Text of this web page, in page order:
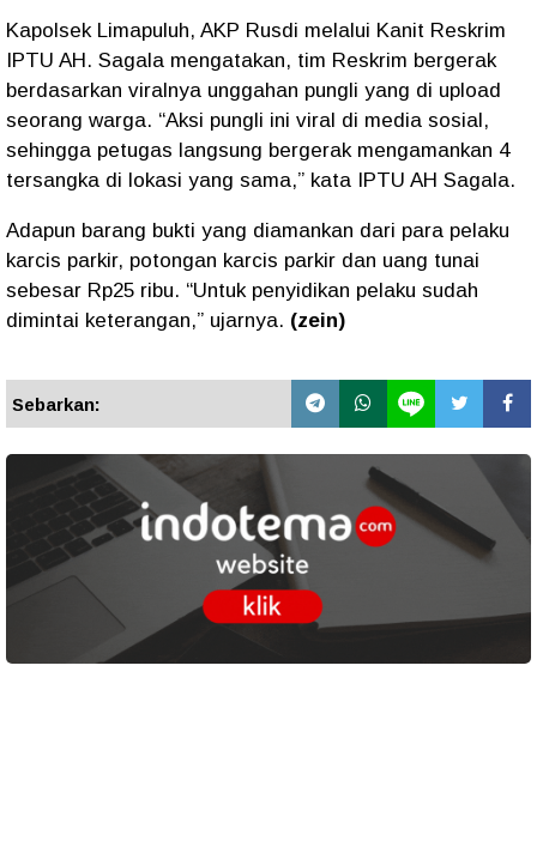
Kapolsek Limapuluh, AKP Rusdi melalui Kanit Reskrim
IPTU AH. Sagala mengatakan, tim Reskrim bergerak
berdasarkan viralnya unggahan pungli yang di upload
seorang warga. “Aksi pungli ini viral di media sosial,
sehingga petugas langsung bergerak mengamankan 4
tersangka di lokasi yang sama,” kata IPTU AH Sagala.
Adapun barang bukti yang diamankan dari para pelaku
karcis parkir, potongan karcis parkir dan uang tunai
sebesar Rp25 ribu. “Untuk penyidikan pelaku sudah
dimintai keterangan,” ujarnya. (zein)
Sebarkan: